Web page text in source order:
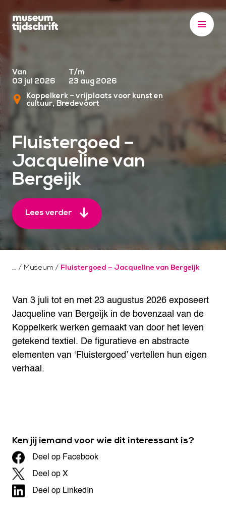
p
t
o
c
o
n
t
e
n
t
Van
03 jul 2026
T/m
23 aug 2026
Koppelkerk – vrijplaats voor kunst en
cultuur Bredevoort
Fluistergoed –
Jacqueline van
Bergeijk
Lees verder
/ Museum / Fluistergoed – Jacqueline van Bergeijk
Van 3 juli tot en met 23 augustus 2026 exposeert
Jacqueline van Bergeijk in de bovenzaal van de
Koppelkerk werken gemaakt van door het leven
getekend textiel. De figuratieve en abstracte
elementen van ‘Fluistergoed’ vertellen hun eigen
verhaal.
Ken jij iemand voor wie dit interessant is?
Deel op Facebook
Deel op X
Deel op LinkedIn